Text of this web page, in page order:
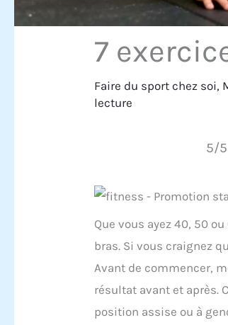
7
Faire du sport chez soi,
lecture
5/
Que vous ayez 40, 50
bras. Si vous craignez
Avant de commencer,
résultat avant et après.
position assise ou à